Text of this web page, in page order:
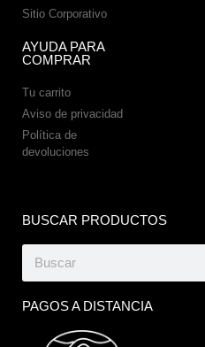
Sitio Corporativo
AYUDA PARA
COMPRAR
Tu carrito
Aviso de privacidad
Política de
devoluciones
BUSCAR PRODUCTOS
PAGOS A DISTANCIA